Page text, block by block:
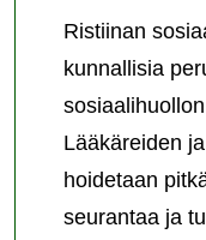
Ristiinan
kunnallisia
Lääkäreiden
hoidetaan
seurantaa ja